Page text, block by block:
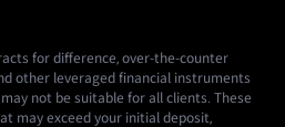
for difference, over-the-counter
other leveraged financial instruments
not be suitable for all clients. These
may exceed your initial deposit,